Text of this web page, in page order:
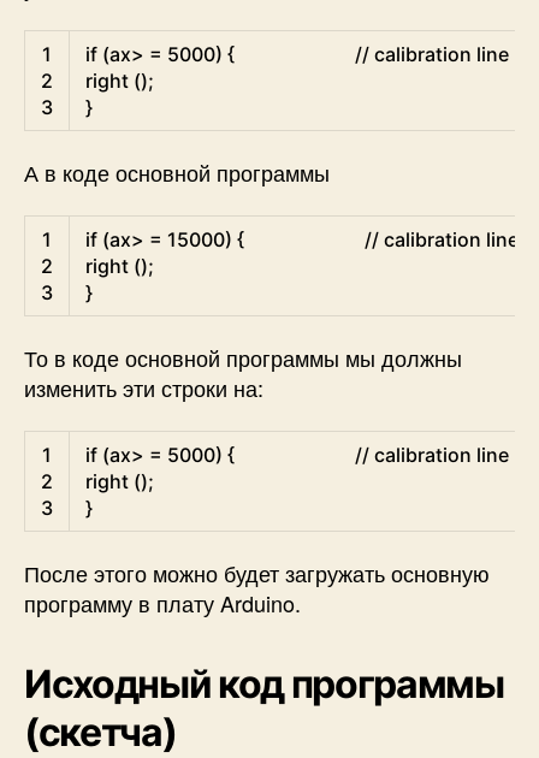
Arduino
1
2
3
if (ax> = 5000) {
// calibration line
right ();
}
А в коде основной программы
Arduino
1
2
3
if (ax> = 15000) {
// calibration line
right ();
}
То в коде основной программы мы должны
изменить эти строки на:
Arduino
1
2
3
if (ax> = 5000) {
// calibration line
right ();
}
После этого можно будет загружать основную
программу в плату Arduino.
Исходный код программы
(скетча)